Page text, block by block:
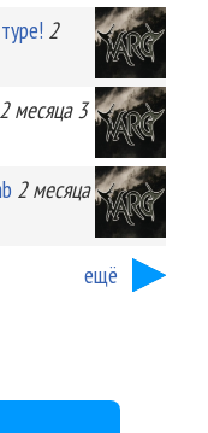
2
2 месяца 3
2 месяца
ещё